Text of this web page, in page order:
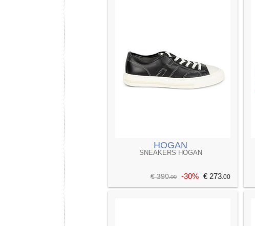
HOGAN
SNEAKERS HOGAN
€ 390.00 -30% € 273.00